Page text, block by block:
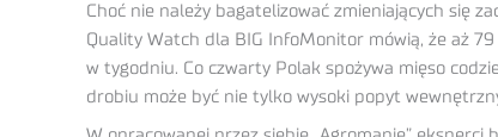
Choć nie należy bagatelizować zmieniających się
Quality Watch dla BIG InfoMonitor mówią, że aż
w tygodniu. Co czwarty Polak spożywa mięso
drobiu może być nie tylko wysoki popyt